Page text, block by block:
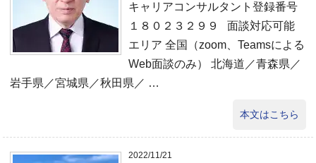
キャリアコンサルタント登録番号
１８０２３２９９ 面談対応可能
エリア 全国（zoom、Teamsによる
Web面談のみ） 北海道／青森県／
岩手県／宮城県／秋田県／ …
本文はこちら
2022/11/21